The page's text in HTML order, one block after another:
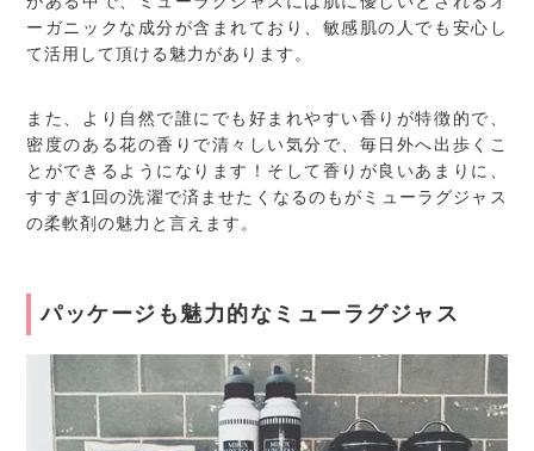
ーガニックな成分が含まれており、敏感肌の人でも安心し
て活用して頂ける魅力があります。
また、より自然で誰にでも好まれやすい香りが特徴的で、
密度のある花の香りで清々しい気分で、毎日外へ出歩くこ
とができるようになります！そして香りが良いあまりに、
すすぎ1回の洗濯で済ませたくなるのもがミューラグジャス
の柔軟剤の魅力と言えます。
パッケージも魅力的なミューラグジャス